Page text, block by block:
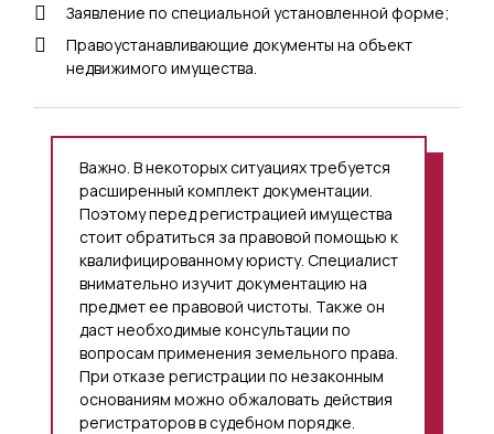
Заявление по специальной установленной форме;
Правоустанавливающие документы на объект
недвижимого имущества.
Важно. В некоторых ситуациях требуется
расширенный комплект документации.
Поэтому перед регистрацией имущества
стоит обратиться за правовой помощью к
квалифицированному юристу. Специалист
внимательно изучит документацию на
предмет ее правовой чистоты. Также он
даст необходимые консультации по
вопросам применения земельного права.
При отказе регистрации по незаконным
основаниям можно обжаловать действия
регистраторов в судебном порядке.